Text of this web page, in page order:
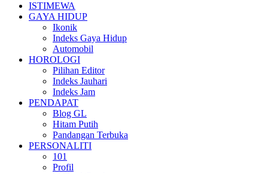
ISTIMEWA
GAYA HIDUP
Ikonik
Indeks Gaya Hidup
Automobil
HOROLOGI
Pilihan Editor
Indeks Jauhari
Indeks Jam
PENDAPAT
Blog GL
Hitam Putih
Pandangan Terbuka
PERSONALITI
101
Profil